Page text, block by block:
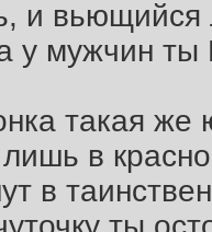
и вьющийся
у мужчин
такая же
в
в